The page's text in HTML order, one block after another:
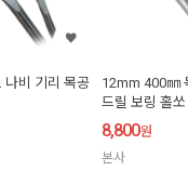
비 기리 목공
12mm 400㎜
드릴 보링 홀쏘
8,800원
본사